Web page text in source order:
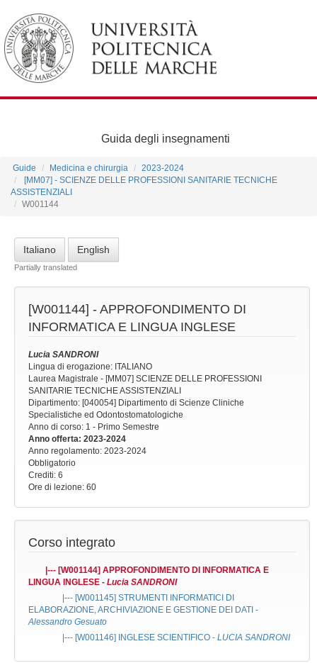
Guida degli insegnamenti
Guide Medicina e chirurgia
2023-2024
[MM07] - SCIENZE DELLE PROFESSIONI SANITARIE TECNICHE
ASSISTENZIALI
W001144
Italiano English
Partially translated
[W001144] - APPROFONDIMENTO DI
INFORMATICA E LINGUA INGLESE
Lucia SANDRONI
Lingua di erogazione: ITALIANO
Laurea Magistrale - [MM07] SCIENZE DELLE PROFESSIONI
SANITARIE TECNICHE ASSISTENZIALI
Dipartimento: [040054] Dipartimento di Scienze Cliniche
Specialistiche ed Odontostomatologiche
Anno di corso: 1 - Primo Semestre
Anno offerta: 2023-2024
Anno regolamento: 2023-2024
Obbligatorio
Crediti: 6
Ore di lezione: 60
Corso integrato
|--- [W001144] APPROFONDIMENTO DI INFORMATICA E
LINGUA INGLESE - Lucia SANDRONI
|--- [W001145] STRUMENTI INFORMATICI DI
ELABORAZIONE, ARCHIVIAZIONE E GESTIONE DEI DATI -
Alessandro Gesuato
|--- [W001146]
INGLESE SCIENTIFICO - LUCIA SANDRONI